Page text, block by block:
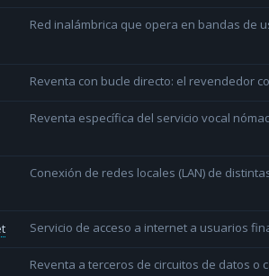
Red inalámbrica que opera en bandas de
Reventa con bucle directo: el revendedor
Reventa específica del servicio vocal
Conexión de redes locales (LAN) de
Servicio de acceso a internet a usuarios
Reventa a terceros de circuitos de datos